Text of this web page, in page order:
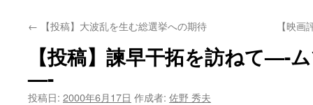
← 【投稿】大波乱を生む総選挙への期待 【映
【投稿】諫早干拓を訪ねて—-
—-
投稿日: 2000年6月17日 作成者: 佐野 秀夫